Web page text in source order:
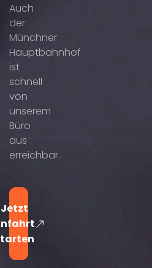
Auch
der
Münchner
Hauptbahnhof
ist
schnell
von
unserem
Büro
aus
erreichbar.
Jetzt